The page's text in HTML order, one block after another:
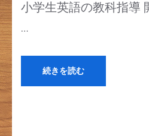
小学生英語の教科指導
…
続きを読む